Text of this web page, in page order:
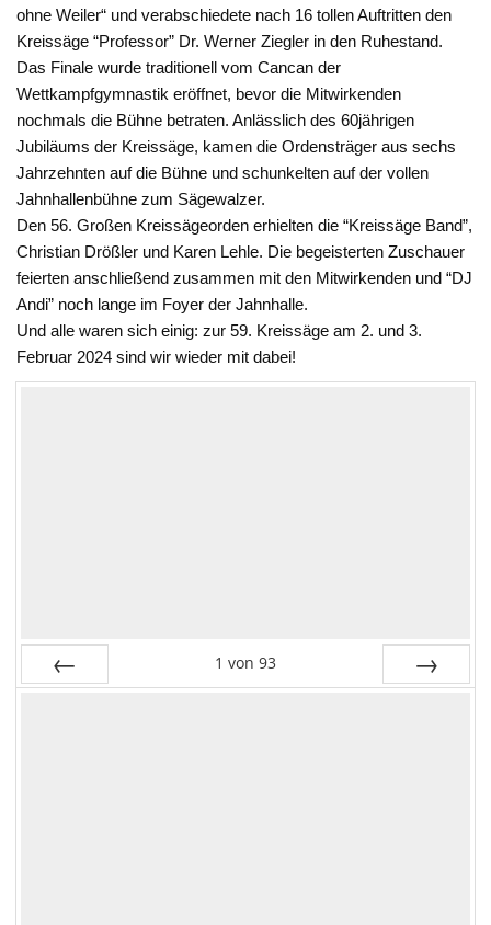
ohne Weiler“ und verabschiedete nach 16 tollen Auftritten den
Kreissäge “Professor” Dr. Werner Ziegler in den Ruhestand.
Das Finale wurde traditionell vom Cancan der
Wettkampfgymnastik eröffnet, bevor die Mitwirkenden
nochmals die Bühne betraten. Anlässlich des 60jährigen
Jubiläums der Kreissäge, kamen die Ordensträger aus sechs
Jahrzehnten auf die Bühne und schunkelten auf der vollen
Jahnhallenbühne zum Sägewalzer.
Den 56. Großen Kreissägeorden erhielten die “Kreissäge Band”,
Christian Drößler und Karen Lehle. Die begeisterten Zuschauer
feierten anschließend zusammen mit den Mitwirkenden und “DJ
Andi” noch lange im Foyer der Jahnhalle.
Und alle waren sich einig: zur 59. Kreissäge am 2. und 3.
Februar 2024 sind wir wieder mit dabei!
1 von 93